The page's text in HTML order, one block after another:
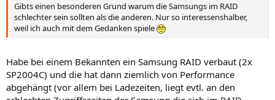
Gibts einen besonderen Grund warum die Samsungs im RAID
schlechter sein sollten als die anderen. Nur so interessenshalber,
weil ich auch mit dem Gedanken spiele
Habe bei einem Bekannten ein Samsung RAID verbaut (2x
SP2004C) und die hat dann ziemlich von Performance
abgehängt (vor allem bei Ladezeiten, liegt evtl. an den